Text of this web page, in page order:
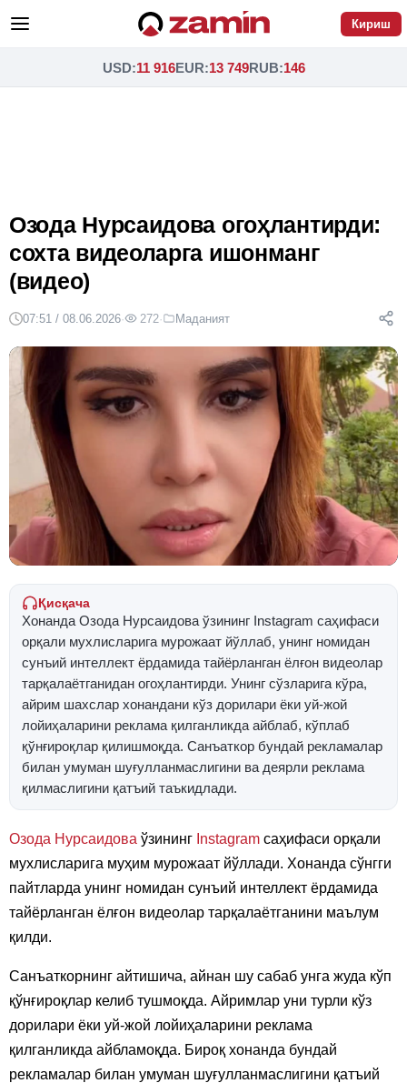
Кириш
USD:11 916EUR:13 749RUB:146
Озода Нурсаидова огоҳлантирди:
сохта видеоларга ишонманг
(видео)
07:51 / 08.06.2026· 272· Маданият
Қисқача
Хонанда Озода Нурсаидова ўзининг Instagram саҳифаси
орқали мухлисларига мурожаат йўллаб, унинг номидан
сунъий интеллект ёрдамида тайёрланган ёлғон видеолар
тарқалаётганидан огоҳлантирди. Унинг сўзларига кўра,
айрим шахслар хонандани кўз дорилари ёки уй-жой
лойиҳаларини реклама қилганликда айблаб, кўплаб
қўнғироқлар қилишмоқда. Санъаткор бундай рекламалар
билан умуман шуғулланмаслигини ва деярли реклама
қилмаслигини қатъий таъкидлади.
Озода Нурсаидова ўзининг Instagram саҳифаси орқали
мухлисларига муҳим мурожаат йўллади. Хонанда сўнгги
пайтларда унинг номидан сунъий интеллект ёрдамида
тайёрланган ёлғон видеолар тарқалаётганини маълум
қилди.
Санъаткорнинг айтишича, айнан шу сабаб унга жуда кўп
қўнғироқлар келиб тушмоқда. Айримлар уни турли кўз
дорилари ёки уй-жой лойиҳаларини реклама
қилганликда айбламоқда. Бироқ хонанда бундай
рекламалар билан умуман шуғулланмаслигини қатъий